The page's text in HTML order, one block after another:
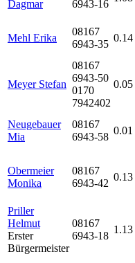
Dagmar
6943-16
Mehl Erika
08167
6943-35
0.14
Meyer Stefan
08167
6943-50
0170
7942402
0.05
Neugebauer
Mia
08167
6943-58
0.01
Obermeier
Monika
08167
6943-42
0.13
Priller
Helmut
Erster
Bürgermeister
08167
6943-18
1.13